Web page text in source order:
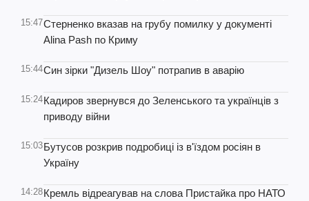
15:47Стерненко вказав на грубу помилку у документі
Alina Pash по Криму
15:44Син зірки "Дизель Шоу" потрапив в аварію
15:24Кадиров звернувся до Зеленського та українців з
приводу війни
15:03Бутусов розкрив подробиці із в'їздом росіян в
Україну
14:28Кремль відреагував на слова Пристайка про НАТО